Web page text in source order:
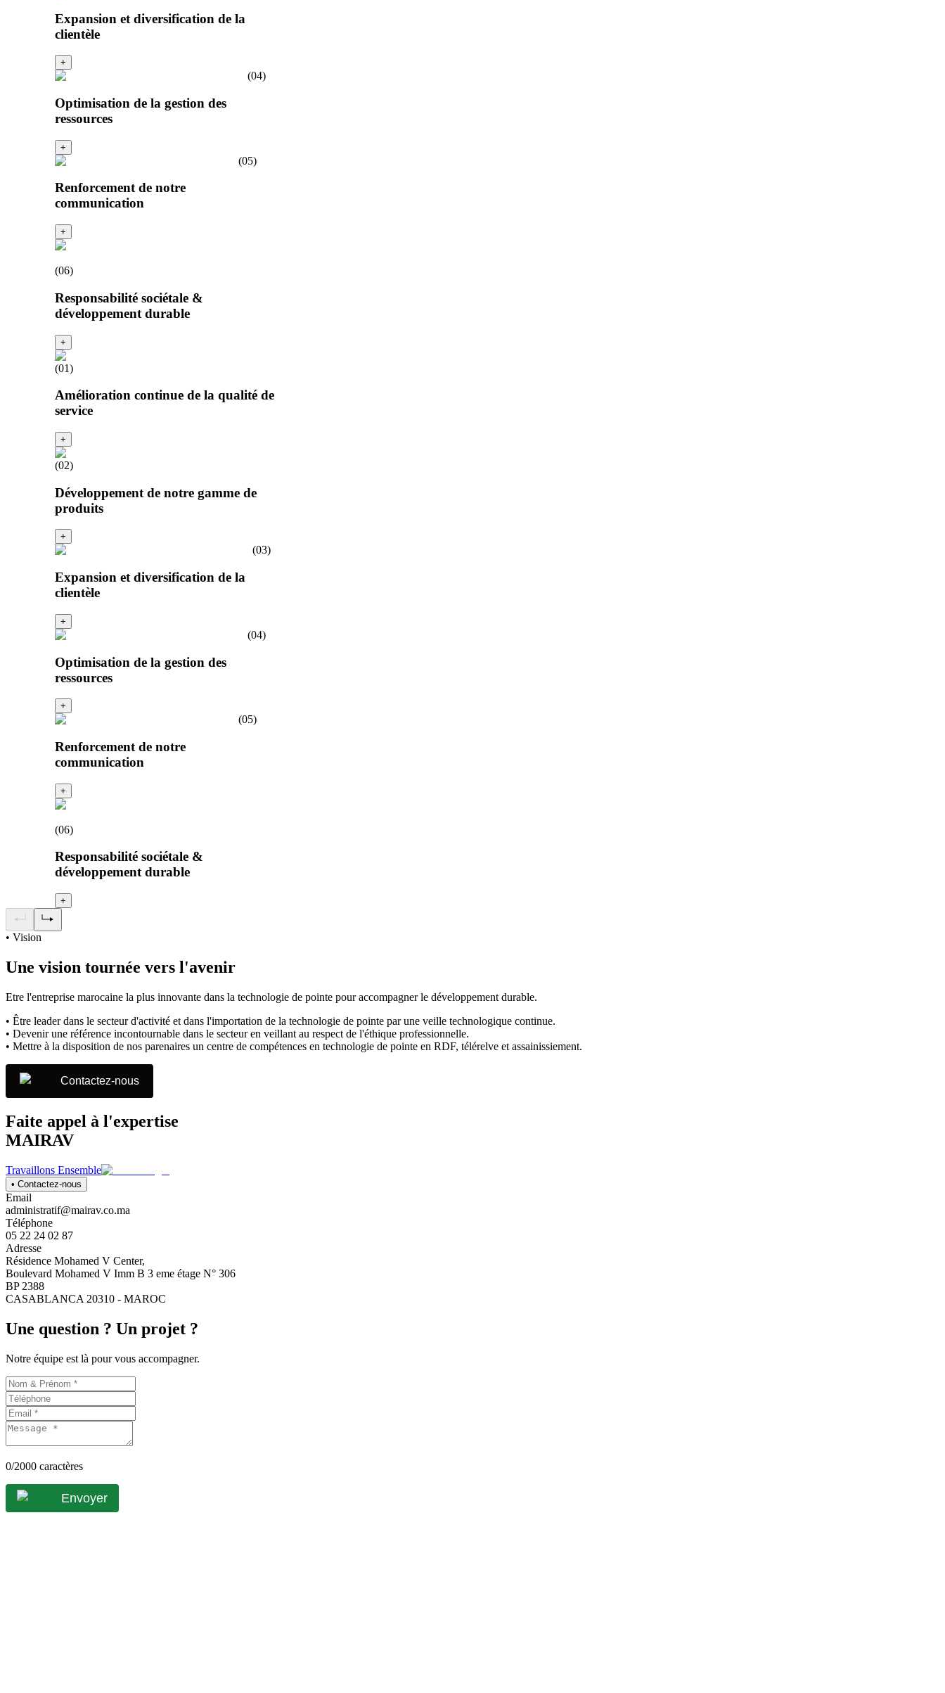
Expansion et diversification de la
clientèle
+
(04)
Optimisation de la gestion des
ressources
+
(05)
Renforcement de notre
communication
+
(06)
Responsabilité sociétale &
développement durable
+
(01)
Amélioration continue de la qualité de
service
+
(02)
Développement de notre gamme de
produits
+
(03)
Expansion et diversification de la
clientèle
+
(04)
Optimisation de la gestion des
ressources
+
(05)
Renforcement de notre
communication
+
(06)
Responsabilité sociétale &
développement durable
+
• Vision
Une vision tournée vers l'avenir
Etre l'entreprise marocaine la plus innovante dans la technologie de pointe pour accompagner le développement durable.
• Être leader dans le secteur d'activité et dans l'importation de la technologie de pointe par une veille technologique continue.
• Devenir une référence incontournable dans le secteur en veillant au respect de l'éthique professionnelle.
• Mettre à la disposition de nos parenaires un centre de compétences en technologie de pointe en RDF, télérelve et assainissiement.
Contactez-nous
Faite appel à l'expertise
MAIRAV
Travaillons Ensemble
• Contactez-nous
Email
administratif@mairav.co.ma
Téléphone
05 22 24 02 87
Adresse
Résidence Mohamed V Center,
Boulevard Mohamed V Imm B 3 eme étage N° 306
BP 2388
CASABLANCA 20310 - MAROC
Une question ? Un projet ?
Notre équipe est là pour vous accompagner.
0/2000 caractères
Envoyer